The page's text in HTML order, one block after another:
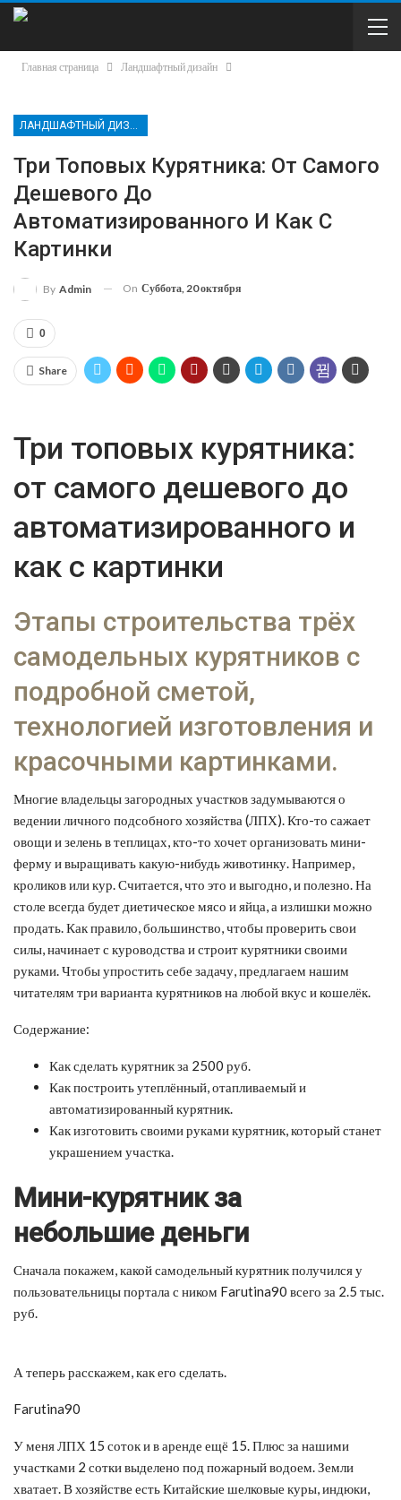
Главная страница Ландшафтный дизайн
Три Топовых Курятника: От Самого
Дешевого До
Автоматизированного И Как С
Картинки
By Admin On Суббота, 20 октября
0
Share
Три топовых курятника:
от самого дешевого до
автоматизированного и
как с картинки
Этапы строительства трёх
самодельных курятников с
подробной сметой,
технологией изготовления и
красочными картинками.
Многие владельцы загородных участков задумываются о
ведении личного подсобного хозяйства (ЛПХ). Кто-то сажает
овощи и зелень в теплицах, кто-то хочет организовать мини-
ферму и выращивать какую-нибудь животинку. Например,
кроликов или кур. Считается, что это и выгодно, и полезно. На
столе всегда будет диетическое мясо и яйца, а излишки можно
продать. Как правило, большинство, чтобы проверить свои
силы, начинает с куроводства и строит курятники своими
руками. Чтобы упростить себе задачу, предлагаем нашим
читателям три варианта курятников на любой вкус и кошелёк.
Содержание:
Как сделать курятник за 2500 руб.
Как построить утеплённый, отапливаемый и
автоматизированный курятник.
Как изготовить своими руками курятник, который станет
украшением участка.
Мини-курятник за
небольшие деньги
Сначала покажем, какой самодельный курятник получился у
пользовательницы портала с ником Farutina90 всего за 2.5 тыс.
руб.
А теперь расскажем, как его сделать.
Farutina90
У меня ЛПХ 15 соток и в аренде ещё 15. Плюс за нашими
участками 2 сотки выделено под пожарный водоем. Земли
хватает. В хозяйстве есть Китайские шелковые куры, индюки,